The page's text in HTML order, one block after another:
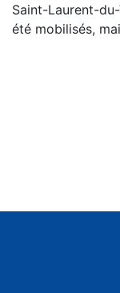
Saint-Laurent-
été mobilisés,